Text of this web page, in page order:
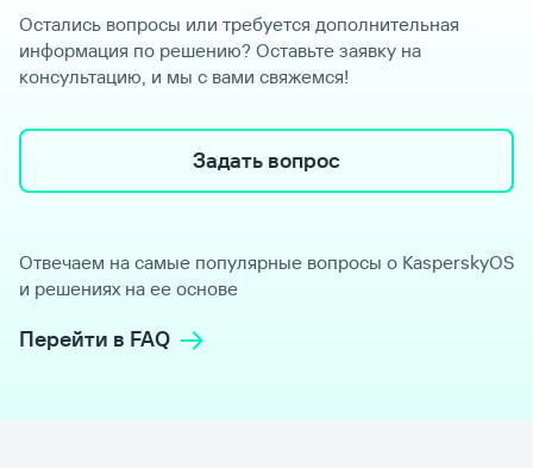
Остались вопросы или требуется дополнительная
информация по решению? Оставьте заявку на
консультацию, и мы с вами свяжемся!
Задать вопрос
Отвечаем на самые популярные вопросы о KasperskyOS
и решениях на ее основе
Перейти в FAQ